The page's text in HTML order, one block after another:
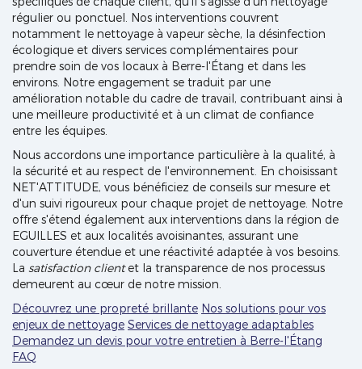
régulier ou ponctuel. Nos interventions couvrent
notamment le nettoyage à vapeur sèche, la désinfection
écologique et divers services complémentaires pour
prendre soin de vos locaux à Berre-l'Étang et dans les
environs. Notre engagement se traduit par une
amélioration notable du cadre de travail, contribuant ainsi à
une meilleure productivité et à un climat de confiance
entre les équipes.
Nous accordons une importance particulière à la qualité, à
la sécurité et au respect de l'environnement. En choisissant
NET'ATTITUDE, vous bénéficiez de conseils sur mesure et
d'un suivi rigoureux pour chaque projet de nettoyage. Notre
offre s'étend également aux interventions dans la région de
EGUILLES et aux localités avoisinantes, assurant une
couverture étendue et une réactivité adaptée à vos besoins.
La satisfaction clientet la transparence de nos processus
demeurent au cœur de notre mission.
Découvrez une propreté brillante Nos solutions pour vos
enjeux de nettoyage Services de nettoyage adaptables
Demandez un devis pour votre entretien à Berre-l'Étang
FAQ